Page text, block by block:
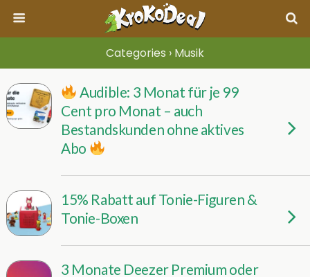
Categories › Musik
Audible: 3 Monat für je 99
Cent pro Monat – auch
Bestandskunden ohne aktives
Abo
15% Rabatt auf Tonie-Figuren &
Tonie-Boxen
3 Monate Deezer Premium oder